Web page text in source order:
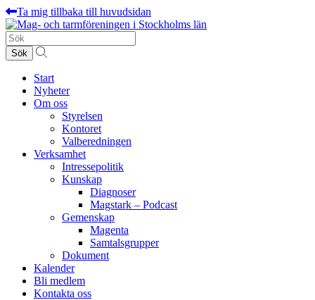
Ta mig tillbaka till huvudsidan
Sök
efter:
Start
Nyheter
Om oss
Styrelsen
Kontoret
Valberedningen
Verksamhet
Intressepolitik
Kunskap
Diagnoser
Magstark – Podcast
Gemenskap
Magenta
Samtalsgrupper
Dokument
Kalender
Bli medlem
Kontakta oss